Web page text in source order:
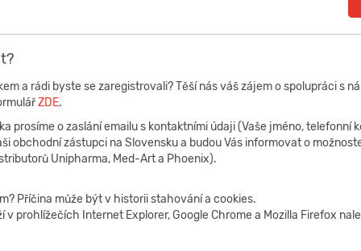
a rádi byste se zaregistrovali? Těší nás váš zájem o spolupráci s
ZDE.
prosíme o zaslání emailu s kontaktními údaji (Vaše jméno, telefonní
obchodní zástupci na Slovensku a budou Vás informovat o
Unipharma, Med-Art a Phoenix).
Příčina může být v historii stahování a cookies.
v prohlížečích Internet Explorer, Google Chrome a Mozilla Firefox